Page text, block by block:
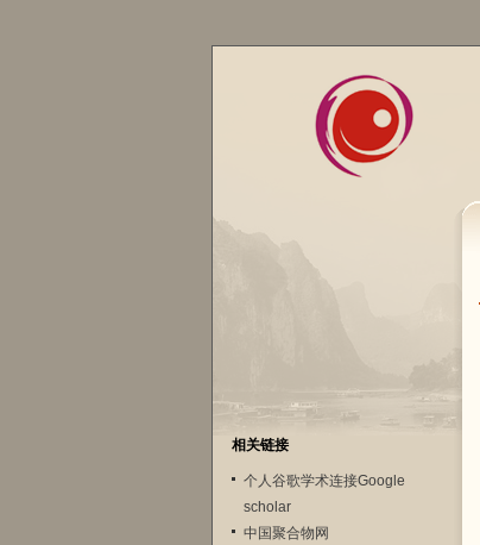
相关链接
个人谷歌学术连接Google
scholar
中国聚合物网